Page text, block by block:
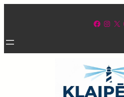
Facebook Instagram X